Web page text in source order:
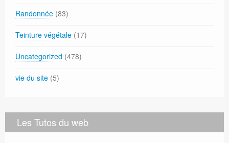
Randonnée (83)
Teinture végétale (17)
Uncategorized (478)
vie du site (5)
Les Tutos du web